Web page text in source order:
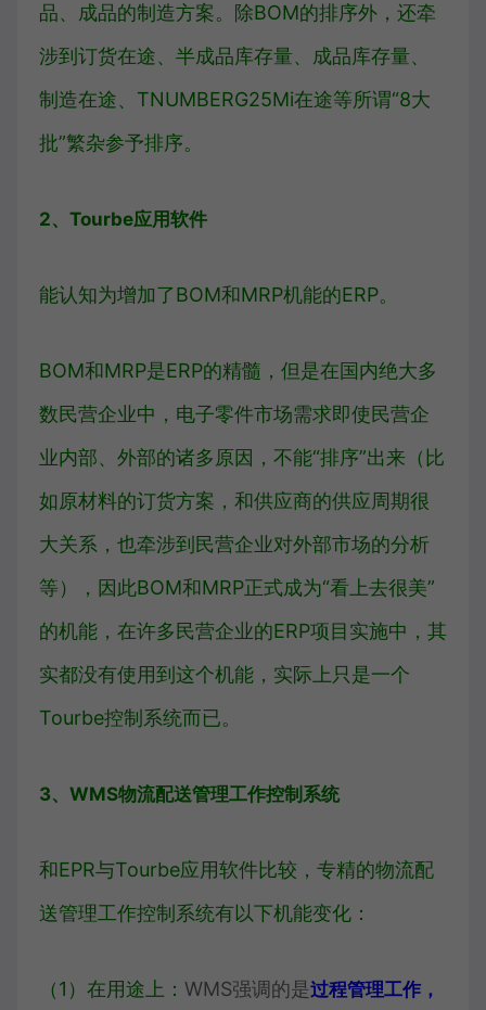
品、成品的制造方案。除BOM的排序外，还牵
涉到订货在途、半成品库存量、成品库存量、
制造在途、TNUMBERG25Mi在途等所谓“8大
批”繁杂参予排序。
2、Tourbe应用软件
能认知为增加了BOM和MRP机能的ERP。
BOM和MRP是ERP的精髓，但是在国内绝大多
数民营企业中，电子零件市场需求即使民营企
业内部、外部的诸多原因，不能“排序”出来（比
如原材料的订货方案，和供应商的供应周期很
大关系，也牵涉到民营企业对外部市场的分析
等），因此BOM和MRP正式成为“看上去很美”
的机能，在许多民营企业的ERP项目实施中，其
实都没有使用到这个机能，实际上只是一个
Tourbe控制系统而已。
3、WMS物流配送管理工作控制系统
和EPR与Tourbe应用软件比较，专精的物流配
送管理工作控制系统有以下机能变化：
（1）在用途上： WMS强调的是过程管理工作，